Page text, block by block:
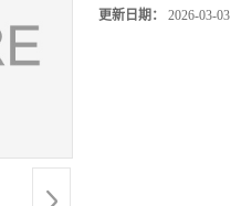
更新日期： 2026-03-03